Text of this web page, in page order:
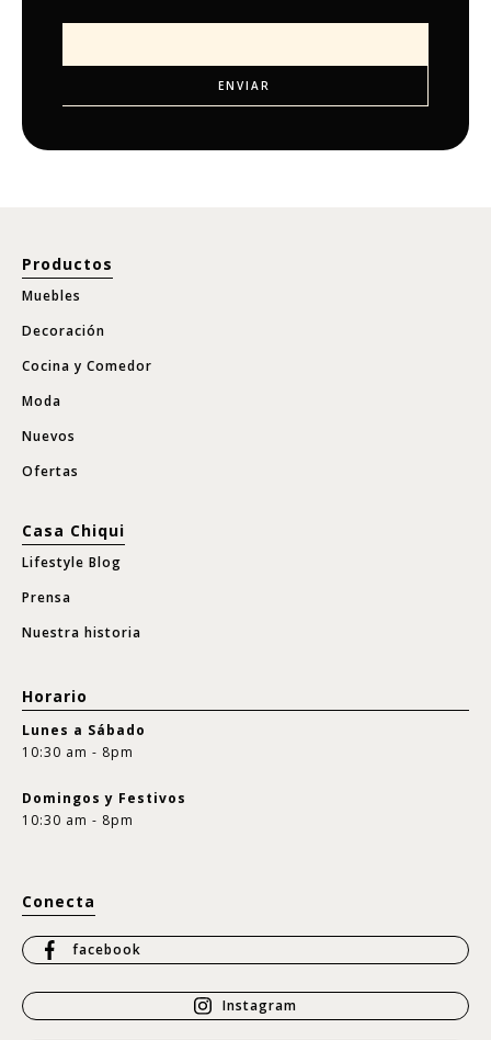
Productos
Muebles
Decoración
Cocina y Comedor
Moda
Nuevos
Ofertas
Casa Chiqui
Lifestyle Blog
Prensa
Nuestra historia
Horario
Lunes a Sábado
10:30 am - 8pm
Domingos y Festivos
10:30 am - 8pm
Conecta
facebook
Instagram